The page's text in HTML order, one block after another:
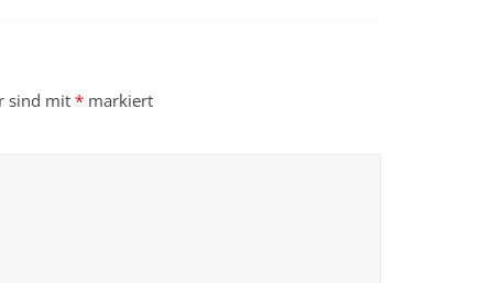
sind mit * markiert